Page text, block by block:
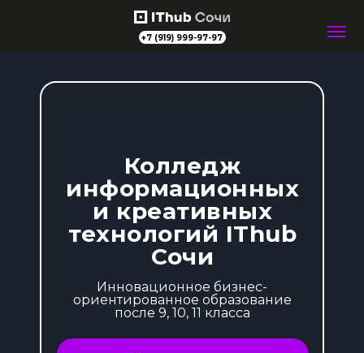
+7 (919) 999-97-97
Инновационное бизнес-
ориентированное образование
после 9, 10, 11 класса
Колледж
информационных
и креативных
технологий IThub
Сочи